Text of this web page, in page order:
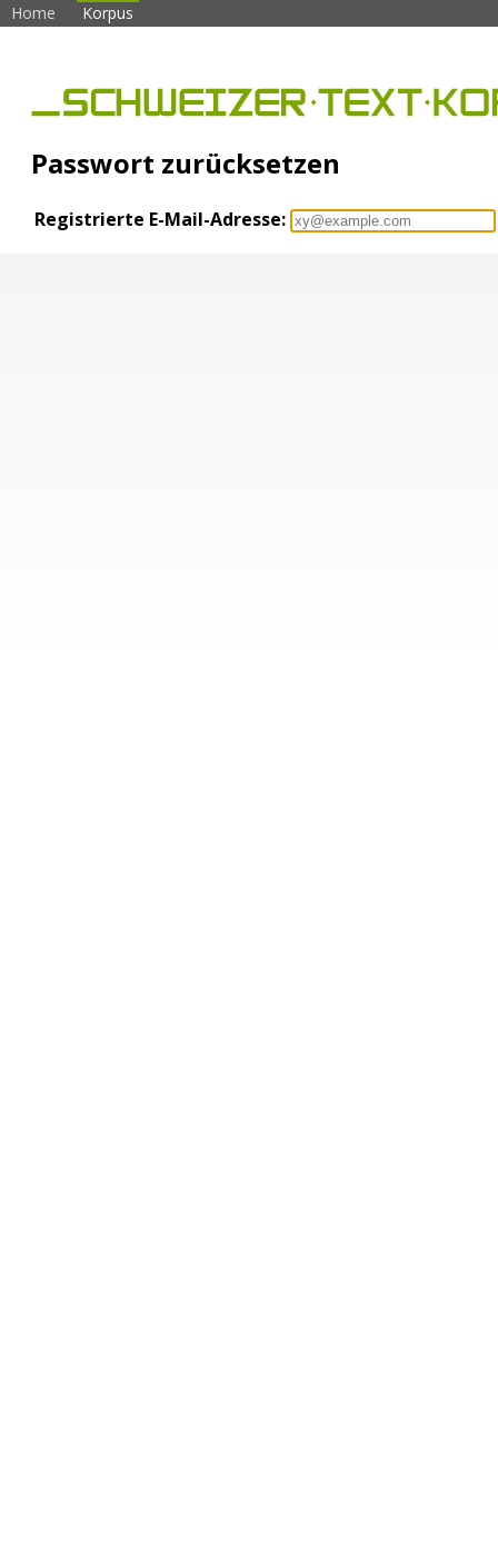
Home Korpus
Passwort zurücksetzen
Registrierte E-Mail-Adresse: